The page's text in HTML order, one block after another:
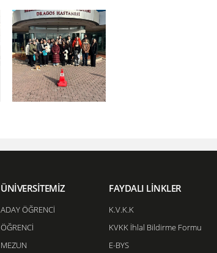
ÜNİVERSİTEMİZ
ADAY ÖĞRENCİ
ÖĞRENCİ
MEZUN
FAYDALI LİNKLER
K.V.K.K
KVKK İhlal Bildirme Formu
E-BYS